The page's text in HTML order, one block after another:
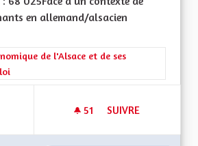
en allemand/alsacien
de la catégorie : L'attractivité
de l'Alsace et de ses
51 51 ABONNÉS
SUIVRE